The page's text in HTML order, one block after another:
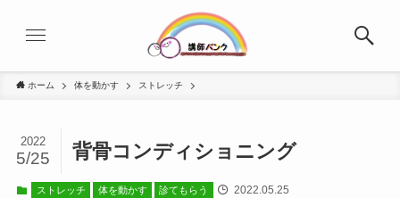
ホーム 体を動かす ストレッチ
背骨コンディショニング
2022
5/25
ストレッチ 体を動かす 診てもらう 2022.05.25